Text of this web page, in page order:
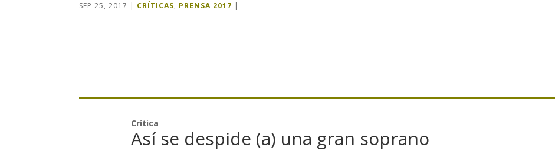
SEP 25, 2017 | CRÍTICAS, PRENSA 2017 |
Crítica
Así se despide (a) una gran soprano